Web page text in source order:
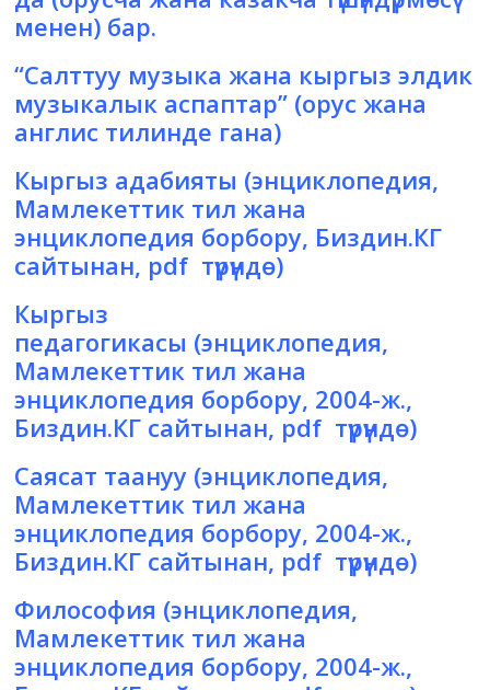
менен) бар.
“Салттуу музыка жана кыргыз элдик
музыкалык аспаптар” (орус жана
англис тилинде гана)
Кыргыз адабияты (энциклопедия,
Мамлекеттик тил жана
энциклопедия борбору, Биздин.КГ
сайтынан, pdf түрүндө)
Кыргыз
педагогикасы (энциклопедия,
Мамлекеттик тил жана
энциклопедия борбору, 2004-ж.,
Биздин.КГ сайтынан, pdf түрүндө)
Саясат таануу (энциклопедия,
Мамлекеттик тил жана
энциклопедия борбору, 2004-ж.,
Биздин.КГ сайтынан, pdf түрүндө)
Философия (энциклопедия,
Мамлекеттик тил жана
энциклопедия борбору, 2004-ж.,